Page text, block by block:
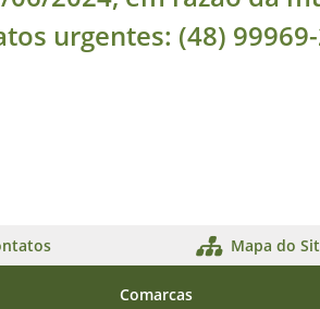
urgentes: (48)
Mapa do
Comarcas